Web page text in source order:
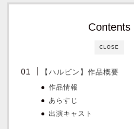
CLOSE
Contents
【ハルビン】作品概要
作品情報
あらすじ
出演キャスト